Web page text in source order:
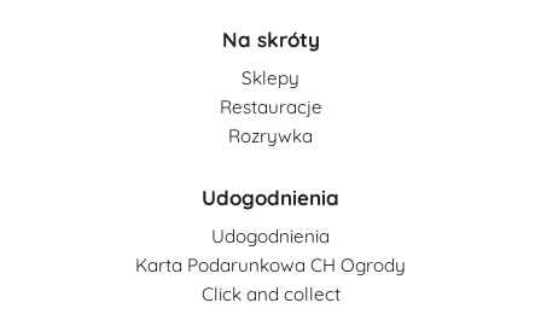
Na skróty
Sklepy
Restauracje
Rozrywka
Udogodnienia
Udogodnienia
Karta Podarunkowa CH Ogrody
Click and collect